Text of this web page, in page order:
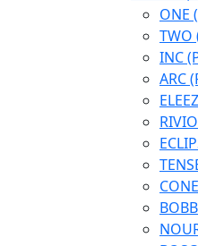
ONE
TWO
INC
ARC